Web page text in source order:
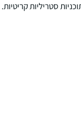
סטריליות קריטיות.